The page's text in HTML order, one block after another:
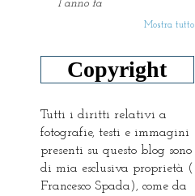
1 anno fa
Mostra tutto
Copyright
Tutti i diritti relativi a
fotografie, testi e immagini
presenti su questo blog sono
di mia esclusiva proprietà (
Francesco Spada), come da